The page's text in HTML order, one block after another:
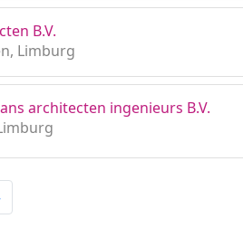
B.V.
Limburg
architecten ingenieurs B.V.